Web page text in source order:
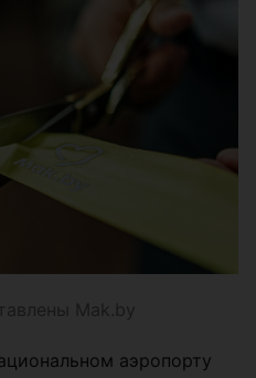
Mak.by
аэропорту